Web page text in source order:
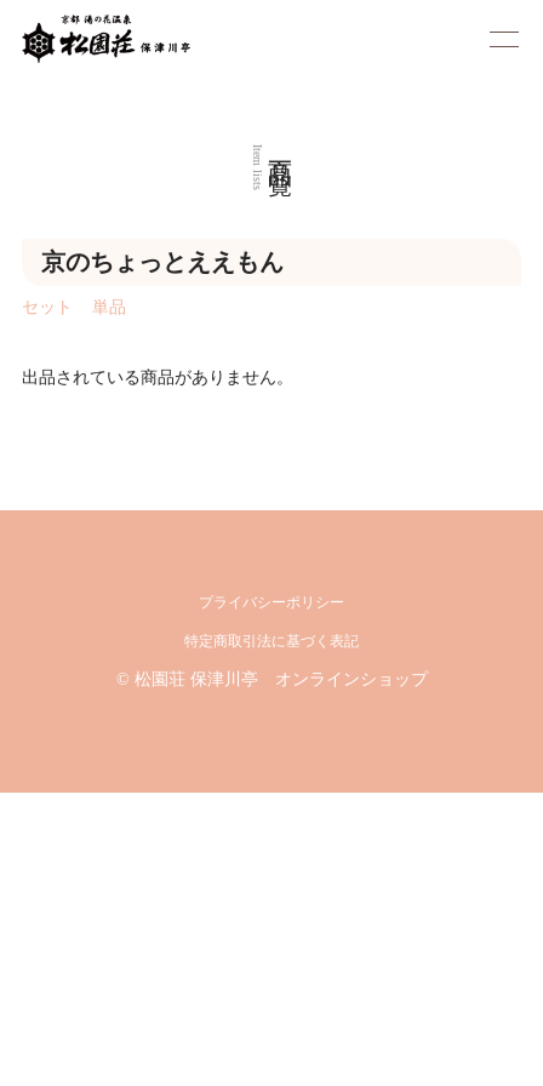
Item lists
京のちょっとええもん
セット 単品
出品されている商品がありません。
プライバシーポリシー
特定商取引法に基づく表記
© 松園荘 保津川亭 オンラインショップ